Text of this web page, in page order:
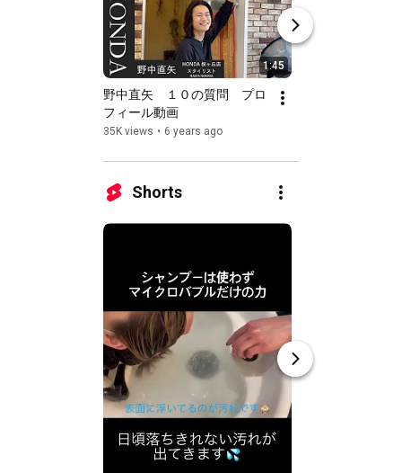
1:45
野中直矢　１０の質問　プロ
フィール動画
35K views • 6 years ago
Shorts